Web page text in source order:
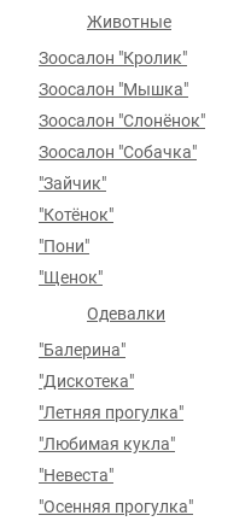
Животные
Зоосалон "Кролик"
Зоосалон "Мышка"
Зоосалон "Слонёнок"
Зоосалон "Собачка"
"Зайчик"
"Котёнок"
"Пони"
"Щенок"
Одевалки
"Балерина"
"Дискотека"
"Летняя прогулка"
"Любимая кукла"
"Невеста"
"Осенняя прогулка"